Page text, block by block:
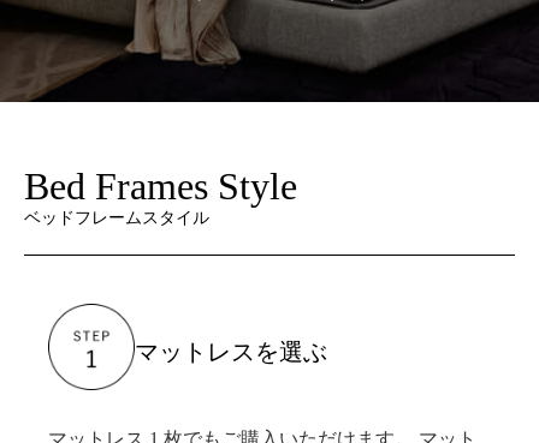
Bed Frames Style
ベッドフレームスタイル
マットレスを選ぶ
マットレス 1 枚でもご購入いただけます。 マット